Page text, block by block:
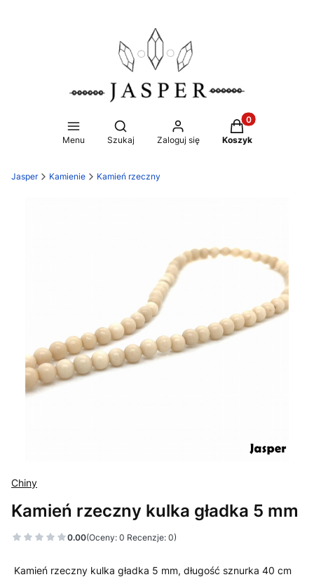
Menu
Otwórz wyszukiwarkę
Szukaj Zaloguj się
Produkty w
Koszyk
Jasper Kamienie Kamień rzeczny
Chiny
Kamień rzeczny kulka gładka 5 mm
0.00(Oceny: 0 Recenzje: 0)
Kamień rzeczny kulka gładka 5 mm, długość sznurka 40 cm